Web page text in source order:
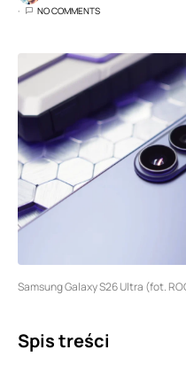
NO COMMENTS
Samsung Galaxy S26 Ultra (fot.
Spis treści